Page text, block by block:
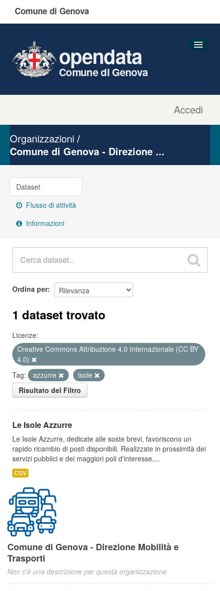
Comune di Genova
Accedi
opendata
Comune di Genova
Gruppi
Organizzazioni
Comune di Genova - Direzione ...
Dataset
Flusso di attività
Informazioni
Ordina per
1 dataset trovato
Licenze:
Creative Commons Attribuzione 4.0 Internazionale (CC BY
4.0)
Tag:
azzurre
isole
Risultato del Filtro
Le Isole Azzurre
Le Isole Azzurre, dedicate alle soste brevi, favoriscono un
rapido ricambio di posti disponibili. Realizzate in prossimità dei
servizi pubblici e dei maggiori poli d'interesse,...
CSV
Comune di Genova - Direzione Mobilità e
Trasporti
Non c'è una descrizione per questa organizzazione